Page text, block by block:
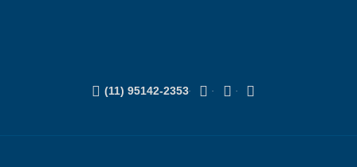
(11) 95142-2353